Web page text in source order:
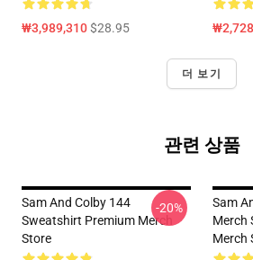
₩3,989,310$28.95
더 보기
관련 상품
Sam And Colby 144
Sweatshirt Premium Merch
Store
-20%
Sam
Merch
Merch